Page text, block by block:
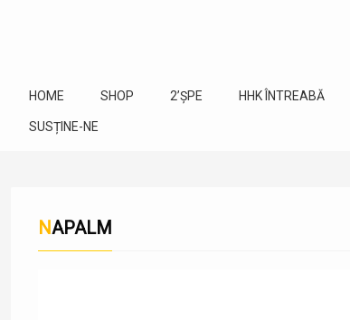
HOME SHOP 2’ȘPE HHK ÎNTREABĂ
SUSȚINE-NE
NAPALM